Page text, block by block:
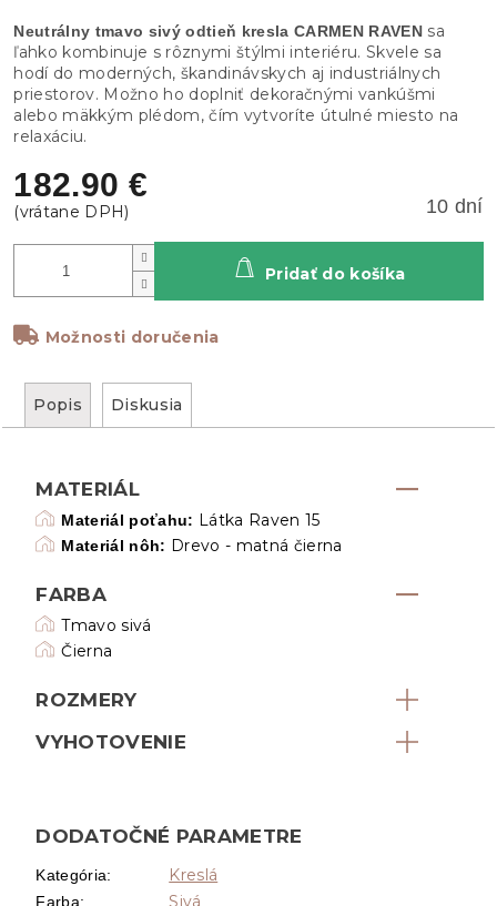
182.90 €
10 dní
Možnosti doručenia
Pridať do košíka
Neutrálny tmavo sivý odtieň kresla CARMEN RAVENsa
ľahko kombinuje s rôznymi štýlmi interiéru. Skvele sa
hodí do moderných, škandinávskych aj industriálnych
priestorov. Možno ho doplniť dekoračnými vankúšmi
alebo mäkkým plédom, čím vytvoríte útulné miesto na
relaxáciu.
Popis Diskusia
MATERIÁL
Materiál poťahu: Látka Raven 15
Materiál nôh: Drevo - matná čierna
FARBA
Tmavo sivá
Čierna
ROZMERY
VYHOTOVENIE
DODATOČNÉ PARAMETRE
Kategória: Kreslá
Farba: Sivá